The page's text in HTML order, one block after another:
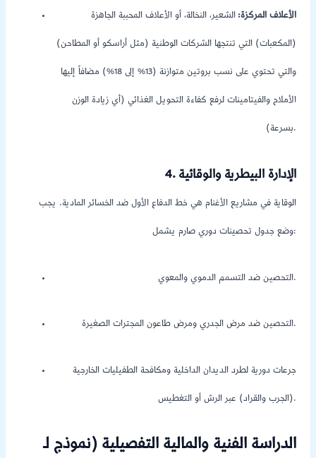
الأعلاف المركزة: الشعير، النخالة، أو الأعلاف المحببة الجاهزة
(المكعبات) التي تنتجها الشركات الوطنية (مثل أراسكو أو المطاحن)
والتي تحتوي على نسب بروتين متوازنة (13% إلى 18%) مضافاً إليها
الأملاح والفيتامينات لرفع كفاءة التحويل الغذائي (أي زيادة الوزن
بسرعة).
4. الإدارة البيطرية والوقائية
الوقاية في مشاريع الأغنام هي خط الدفاع الأول ضد الخسائر المادية. يجب
وضع جدول تحصينات دوري صارم يشمل:
التحصين ضد التسمم الدموي والمعوي.
التحصين ضد مرض الجدري ومرض طاعون المجترات الصغيرة.
جرعات دورية لطرد الديدان الداخلية ومكافحة الطفيليات الخارجية
(الجرب والقراد) عبر الرش أو التغطيس.
الدراسة الفنية والمالية التفصيلية (نموذج لـ